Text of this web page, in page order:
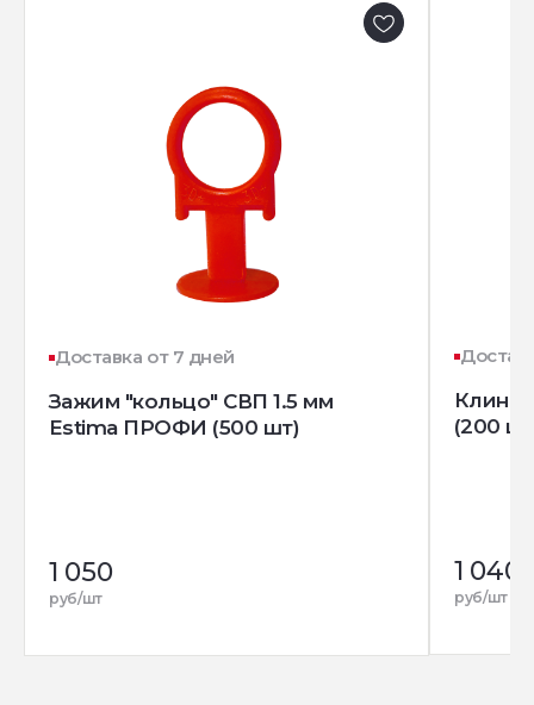
Доставка от 7 дней
Зажим "кольцо" СВП 1.5 мм
Estima ПРОФИ (500 шт)
1 050
руб/шт
Клин
(200
1 040
руб/шт